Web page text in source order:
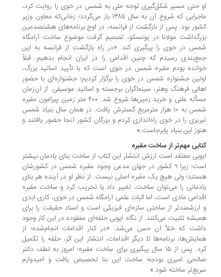
حتی مسیر شکل‌گیری توجه ملی به شمس در خوی را روایت کرد،
ماجرایی که شروع آن به سال ۱۳۸۵ باز می‌گردد؛ زمانی‌که معاون وزیر
بود. پس از بازگشت از فرانسه، در اوج برنامه‌های هشتصدمین
مولانا در یونسکو، تصمیم گرفت موضوع ساخت آرامگاه
در خوی را پیگیری ‌کند: «در راه بازگشت از فرانسه به این
رسیدم که چنین اقدامی را در ایران انجام بدهیم. قبلاً
بودم مقبره شمس در خوی است که با تأیید اساتید بزرگ،
جشنواره شمس در خوی را برگزار کردیم؛ جشنواره‌ای با حضور
فرهنگ وهنر، سینماگران برجسته و اساتید موسیقی. از آن‌زمان
مسأله علنی و خرید زمین‌ها شروع شد. ۴۰۰ متر زمین پیرامون مقبره
شمس به ۱۰ هزار مترمربع گسترش یافت. در همان سال بنیاد شمس
را در خوی راه‌اندازی کردم و بزرگان کشور آنجا حضور یافتند و
این بنیاد پابرجاست.»
مهم‌تر از ساخت مقبره
معتقد است ارزش انتشار این کتاب از ساخت بنای یادمان بیشتر
است؛ زیرا ۹ کشور در جهان مدعی وجود مقبره شمس در کشورشان
ولی هیچ یک مقبره اصلی نیست. از نظر او در آینده هر بنای
را می‌توان ساخت، تغییر داد یا تخریب کرد و ساخت مقبره
مادی است، اما اثبات علمی آرامگاه شمس در خوی، کاری ابدی
از ساختن سازه‌ای فیزیکی است و اسناد حقیقت را برای
تثبیت می‌کنند. از نگاه ایوبی حلقه‌ای مفقوده در این کار وجود
که خلأ آن حس می‌شد: «در کنار اقدامات انجام‌شده؛ از
برنامه‌ها تا دیگر اقدامات، انتشار این اثر، حلقه را تکمیل
کرد. پس از ۱۵ سال پیگیری برای ساخت مقبره؛ امروز به لطف دکتر
‌امیری بودجه ساخت این بنا تخصیص یافت و امیدوارم
ساخته شود.»